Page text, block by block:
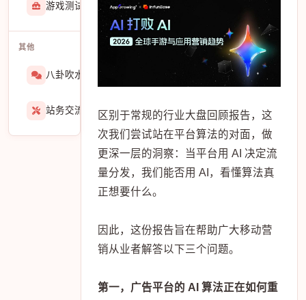
游戏测试与GM 275
其他
八卦吹水
站务交流
区别于常规的行业大盘回顾报告，这
次我们尝试站在平台算法的对面，做
更深一层的洞察：当平台用 AI 决定流
量分发，我们能否用 AI，看懂算法真
正想要什么。
因此，这份报告旨在帮助广大移动营
销从业者解答以下三个问题。
第一，广告平台的 AI 算法正在如何重